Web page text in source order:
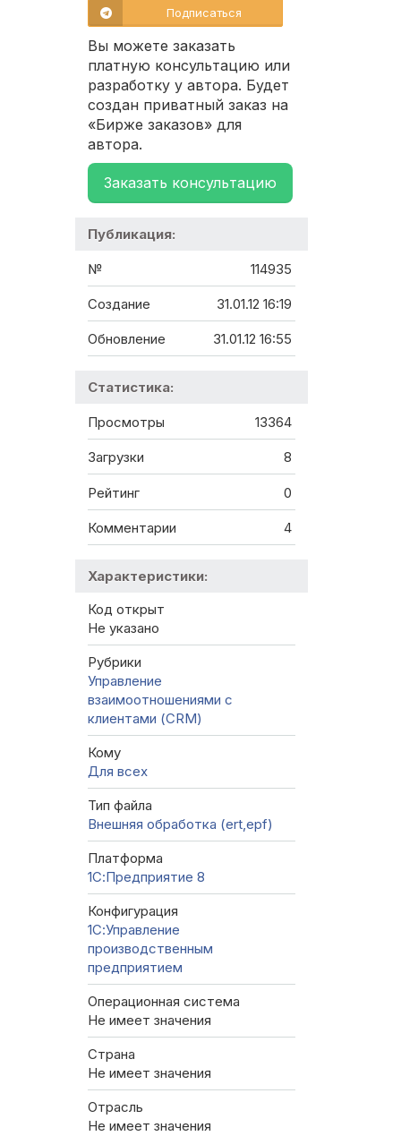
Подписаться
Вы можете заказать
платную консультацию или
разработку у автора. Будет
создан приватный заказ на
«Бирже заказов» для
автора.
Заказать консультацию
Публикация:
№ 114935
Создание 31.01.12 16:19
Обновление 31.01.12 16:55
Статистика:
Просмотры 13364
Загрузки 8
Рейтинг 0
Комментарии 4
Характеристики:
Код открыт
Не указано
Рубрики
Управление
взаимоотношениями с
клиентами (CRM)
Кому
Для всех
Тип файла
Внешняя обработка (ert,epf)
Платформа
1С:Предприятие 8
Конфигурация
1С:Управление
производственным
предприятием
Операционная система
Не имеет значения
Страна
Не имеет значения
Отрасль
Не имеет значения